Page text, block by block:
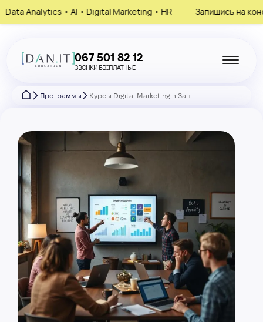
• HR Запишись на консультацию, выбери своё
067 501 82 12
ЗВОНКИ БЕСПЛАТНЫЕ
Программы